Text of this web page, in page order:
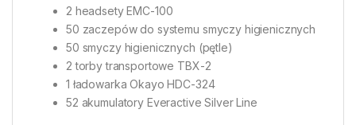
2 headsety EMC-100
50 zaczepów do systemu smyczy higienicznych
50 smyczy higienicznych (pętle)
2 torby transportowe TBX-2
1 ładowarka Okayo HDC-324
52 akumulatory Everactive Silver Line